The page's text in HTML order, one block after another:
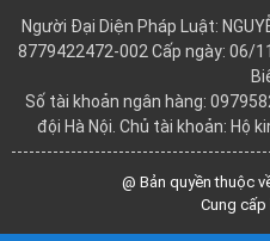
Người Đại Diện Pháp Luật:
8779422472-002 Cấp ngày: 06/
Số tài khoản ngân hàng:
đội Hà Nội. Chủ tài khoản: Hộ
@ Bản quyền thuộc
Cung